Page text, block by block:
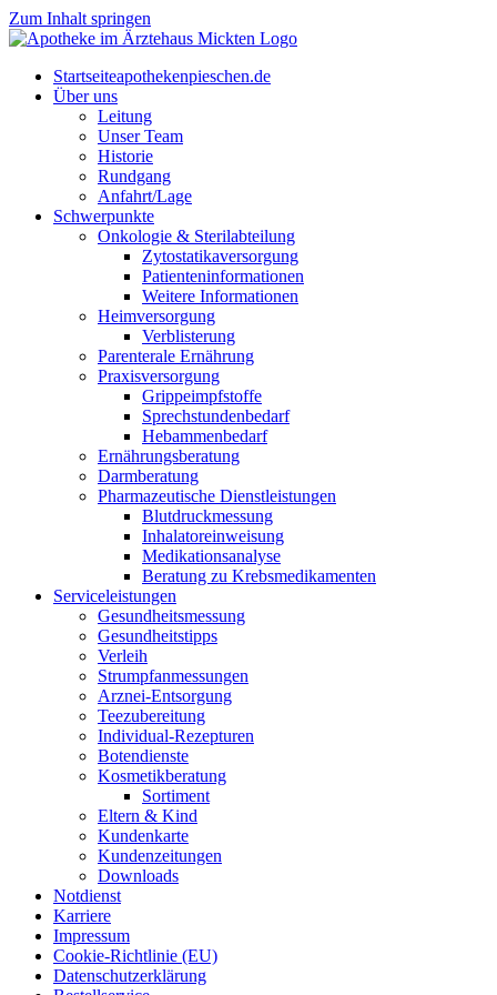
Zum Inhalt springen
Start­sei­teapothekenpieschen.de
Über uns
Lei­tung
Unser Team
His­to­rie
Rund­gang
Anfahrt/Lage
Schwer­punk­te
Onkologie & Sterilabteilung
Zyto­sta­ti­ka­ver­sor­gung
Pati­en­ten­in­for­ma­tio­nen
Wei­te­re Informationen
Heim­ver­sor­gung
Ver­blis­te­rung
Par­en­te­r­ale Ernährung
Pra­xis­ver­sor­gung
Grip­pe­impf­stof­fe
Sprech­stun­den­be­darf
Heb­am­men­be­darf
Ernäh­rungs­be­ra­tung
Darm­be­ra­tung
Phar­ma­zeu­ti­sche Dienstleistungen
Blut­druck­mes­sung
Inha­la­tor­ein­wei­sung
Medi­ka­ti­ons­ana­ly­se
Bera­tung zu Krebsmedikamenten
Ser­vice­leis­tun­gen
Gesund­heits­mes­sung
Gesund­heits­tipps
Ver­leih
Strumpfan­mes­sun­gen
Arz­n­ei-Ent­­sor­­gung
Tee­zu­be­rei­tung
Indi­­vi­­du­al-Rezep­­tu­­ren
Boten­diens­te
Kos­me­tik­be­ra­tung
Sor­ti­ment
Eltern & Kind
Kun­den­kar­te
Kun­den­zei­tun­gen
Down­loads
Not­dienst
Kar­rie­re
Impres­sum
Coo­kie-Rich­t­­li­­nie (EU)
Datenschutz­erklärung